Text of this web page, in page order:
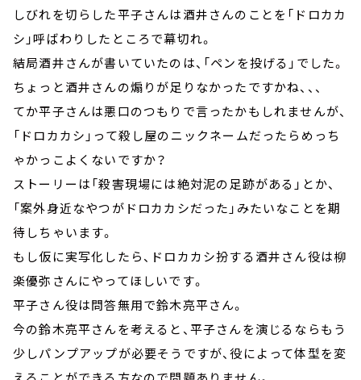
しびれを切らした平子さんは酒井さんのことを「ドロカカ
シ」呼ばわりしたところで幕切れ。
結局酒井さんが書いていたのは、「ペンを投げる」でした。
ちょっと酒井さんの煽りが足りなかったですかね、、、
てか平子さんは悪口のつもりで言ったかもしれませんが、
「ドロカカシ」って殺し屋のニックネームだったらめっち
ゃかっこよくないですか？
ストーリーは「殺害現場には絶対泥の足跡がある」とか、
「案外身近なやつがドロカカシだった」みたいなことを期
待しちゃいます。
もし仮に実写化したら、ドロカカシ扮する酒井さん役は柳
楽優弥さんにやってほしいです。
平子さん役は問答無用で鈴木亮平さん。
今の鈴木亮平さんを考えると、平子さんを演じるならもう
少しパンプアップが必要そうですが、役によって体型を変